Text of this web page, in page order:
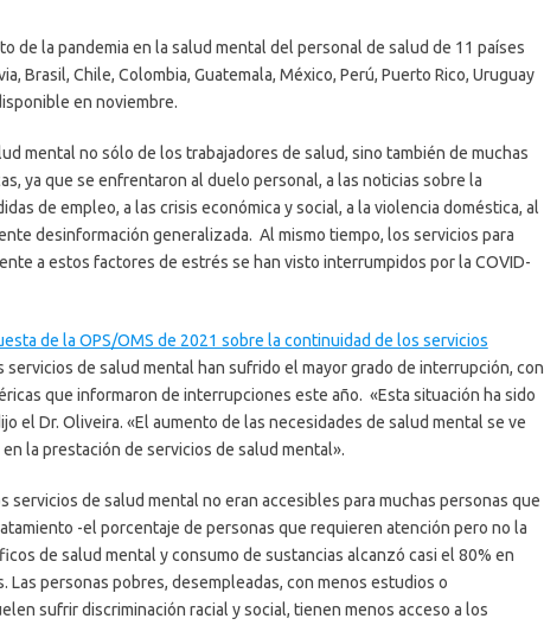
de la pandemia en la salud mental del personal de salud de 11 países
Brasil, Chile, Colombia, Guatemala, México, Perú, Puerto Rico, Uruguay
en noviembre.
mental no sólo de los trabajadores de salud, sino también de muchas
ya que se enfrentaron al duelo personal, a las noticias sobre la
de empleo, a las crisis económica y social, a la violencia doméstica, al
desinformación generalizada. Al mismo tiempo, los servicios para
a estos factores de estrés se han visto interrumpidos por la COVID-
de la OPS/OMS de 2021 sobre la continuidad de los servicios
servicios de salud mental han sufrido el mayor grado de interrupción, con
que informaron de interrupciones este año. «Esta situación ha sido
el Dr. Oliveira. «El aumento de las necesidades de salud mental se ve
la prestación de servicios de salud mental».
servicios de salud mental no eran accesibles para muchas personas que
-el porcentaje de personas que requieren atención pero no la
de salud mental y consumo de sustancias alcanzó casi el 80% en
Las personas pobres, desempleadas, con menos estudios o
sufrir discriminación racial y social, tienen menos acceso a los